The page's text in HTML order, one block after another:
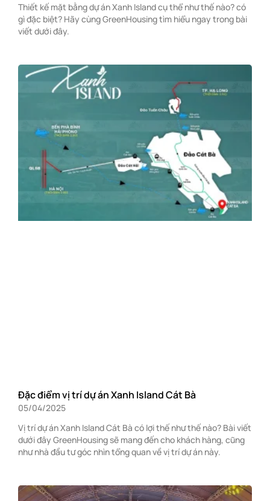
Thiết kế mặt bằng dự án Xanh Island cụ thể như thế nào? có
gì đặc biệt? Hãy cùng GreenHousing tìm hiểu ngay trong bài
viết dưới đây.
Đặc điểm vị trí dự án Xanh Island Cát Bà
05/04/2025
Vị trí dự án Xanh Island Cát Bà có lợi thế như thế nào? Bài viết
dưới đây GreenHousing sẽ mang đến cho khách hàng, cũng
như nhà đầu tư góc nhìn tổng quan về vị trí dự án này.